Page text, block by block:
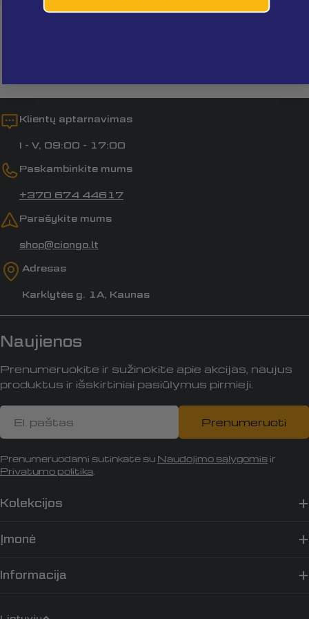
Laukai, pažymėti *, yra privalomi.
Klientų aptarnavimas
I - V, 09:00 - 17:00
Paskambinkite mums
+370 674 44617
Parašykite mums
shop@ciongo.lt
Adresas
Karklytės g. 1A, Kaunas
Kolekcijos
Įmonė
Informacija
Naujienos
Prenumeruokite ir sužinokite apie akcijas, naujus
produktus ir išskirtiniai pasiūlymus pirmieji.
El.
paštas
Prenumeruoti
Prenumeruodami sutinkate su Naudojimo sąlygomis ir
Privatumo politika